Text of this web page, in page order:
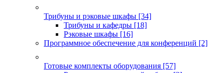
Трибуны и рэковые шкафы [34]
Трибуны и кафедры [18]
Рэковые шкафы [16]
Программное обеспечение для конференций [2]
Готовые комплекты оборудования [57]